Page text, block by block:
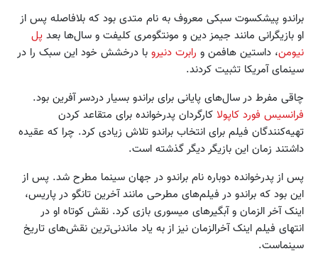
براندو پیشکسوت سبکی معروف به نام متدی بود که بلافاصله پس از
او بازیگرانی مانند جیمز دین و مونتگومری کلیفت و سال‌ها بعد پل
نیومن، داستین هافمن و رابرت دنیرو با درخشش خود این سبک را در
سینمای آمریکا تثبیت کردند.
چاقی مفرط در سال‌های پایانی برای براندو بسیار دردسر آفرین بود.
فرانسیس فورد کاپولا کارگردان پدرخوانده برای متقاعد کردن
تهیه‌کنندگان فیلم برای انتخاب براندو تلاش زیادی کرد. چرا که عقیده
داشتند زمان این بازیگر دیگر گذشته است.
پس از پدرخوانده دوباره نام براندو در جهان سینما مطرح شد. پس از
این بود که براندو در فیلم‌های مطرحی مانند آخرین تانگو در پاریس،
اینک آخر الزمان و آبگیرهای میسوری بازی کرد. نقش کوتاه او در
انتهای فیلم اینک آخرالزمان نیز از به یاد ماندنی‌ترین نقش‌های تاریخ
سینماست.